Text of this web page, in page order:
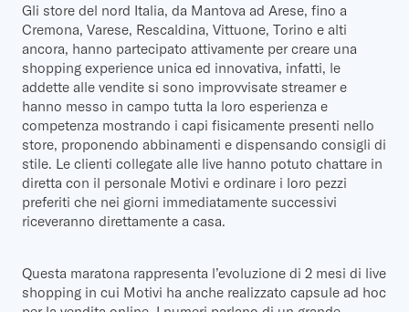
Gli store del nord Italia, da Mantova ad Arese, fino a
Cremona, Varese, Rescaldina, Vittuone, Torino e alti
ancora, hanno partecipato attivamente per creare una
shopping experience unica ed innovativa, infatti, le
addette alle vendite si sono improvvisate streamer e
hanno messo in campo tutta la loro esperienza e
competenza mostrando i capi fisicamente presenti nello
store, proponendo abbinamenti e dispensando consigli di
stile. Le clienti collegate alle live hanno potuto chattare in
diretta con il personale Motivi e ordinare i loro pezzi
preferiti che nei giorni immediatamente successivi
riceveranno direttamente a casa.
Questa maratona rappresenta l’evoluzione di 2 mesi di live
shopping in cui Motivi ha anche realizzato capsule ad hoc